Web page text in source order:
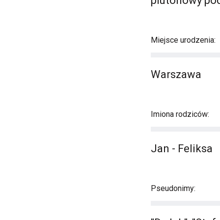
Miejsce urodzenia:
Warszawa
Imiona rodziców:
Jan - Feliksa
Pseudonimy: